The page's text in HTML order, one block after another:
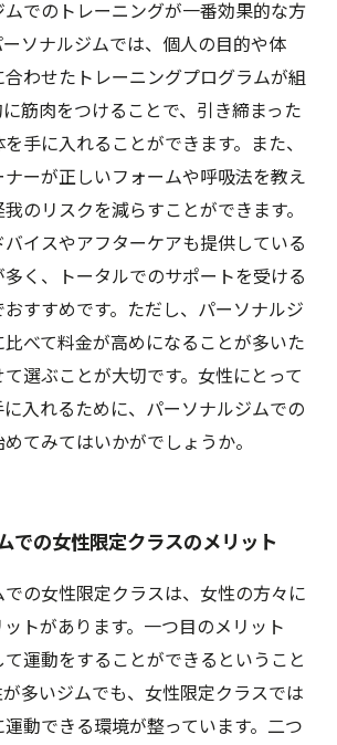
でのトレーニングが一番効果的な方
ソナルジムでは、個人の目的や体
わせたトレーニングプログラムが組
筋肉をつけることで、引き締まった
手に入れることができます。また、
ーが正しいフォームや呼吸法を教え
のリスクを減らすことができます。
イスやアフターケアも提供している
く、トータルでのサポートを受ける
おすすめです。ただし、パーソナルジ
べて料金が高めになることが多いた
選ぶことが大切です。女性にとって
入れるために、パーソナルジムでの
てみてはいかがでしょうか。
での女性限定クラスのメリット
での女性限定クラスは、女性の方々に
トがあります。一つ目のメリット
運動をすることができるということ
多いジムでも、女性限定クラスでは
動できる環境が整っています。二つ